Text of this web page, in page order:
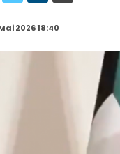
2026 18:40